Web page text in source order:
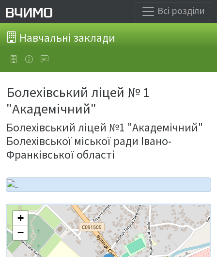
Всі розділи
Навчальні заклади
Болехівський ліцей № 1
"Академічний"
Болехівський ліцей №1 "Академічний"
Болехівської міської ради Івано-
Франківської області
+
−